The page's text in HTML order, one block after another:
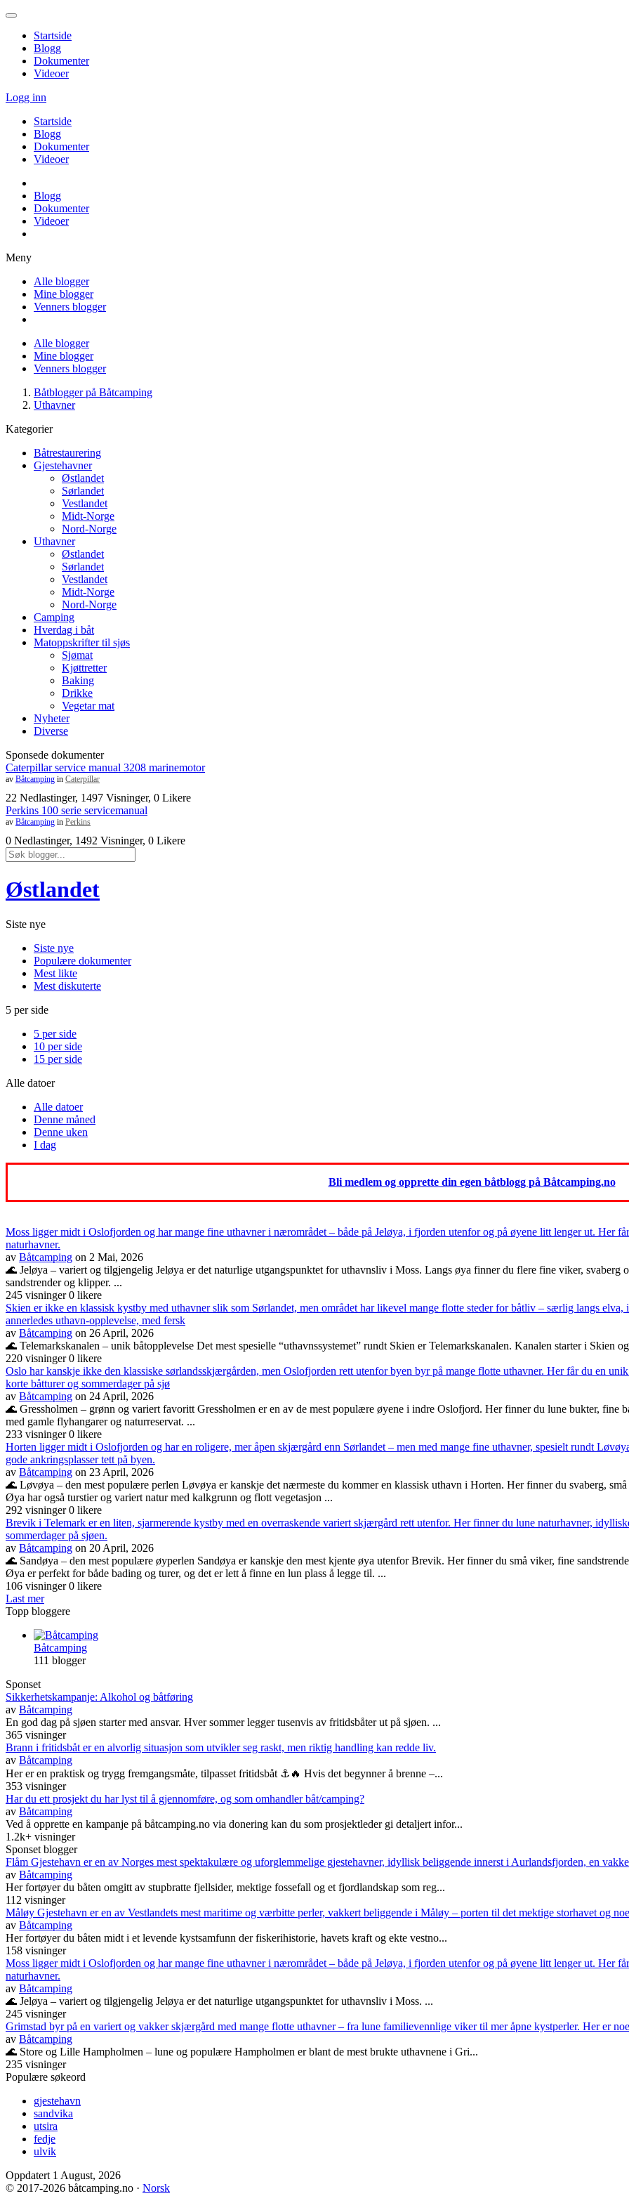
Startside
Blogg
Dokumenter
Videoer
Logg inn
Startside
Blogg
Dokumenter
Videoer
Blogg
Dokumenter
Videoer
Meny
Alle blogger
Mine blogger
Venners blogger
Alle blogger
Mine blogger
Venners blogger
Båtblogger på Båtcamping
Uthavner
Kategorier
Båtrestaurering
Gjestehavner
Østlandet
Sørlandet
Vestlandet
Midt-Norge
Nord-Norge
Uthavner
Østlandet
Sørlandet
Vestlandet
Midt-Norge
Nord-Norge
Camping
Hverdag i båt
Matoppskrifter til sjøs
Sjømat
Kjøttretter
Baking
Drikke
Vegetar mat
Nyheter
Diverse
Sponsede dokumenter
Caterpillar service manual 3208 marinemotor
av Båtcamping in Caterpillar
22 Nedlastinger, 1497 Visninger, 0 Likere
Perkins 100 serie servicemanual
av Båtcamping in Perkins
0 Nedlastinger, 1492 Visninger, 0 Likere
Østlandet
Siste nye
Siste nye
Populære dokumenter
Mest likte
Mest diskuterte
5 per side
5 per side
10 per side
15 per side
Alle datoer
Alle datoer
Denne måned
Denne uken
I dag
Bli medlem og opprette din egen båtblogg på Båtcamping.no
Moss ligger midt i Oslofjorden og har mange fine uthavner i nærområdet – både på Jeløya, i fjorden utenfor og på øyene litt lenger ut. Her
naturhavner.
av Båtcamping on 2 Mai, 2026
🌊 Jeløya – variert og tilgjengelig Jeløya er det naturlige utgangspunktet for uthavnsliv i Moss. Langs øya finner du flere fine viker, svaberg
sandstrender og klipper. ...
245 visninger0 likere
Skien er ikke en klassisk kystby med uthavner slik som Sørlandet, men området har likevel mange flotte steder for båtliv – særlig langs
annerledes uthavn-opplevelse, med fersk
av Båtcamping on 26 April, 2026
🌊 Telemarkskanalen – unik båtopplevelse Det mest spesielle “uthavnssystemet” rundt Skien er Telemarkskanalen. Kanalen starter i Skien
220 visninger0 likere
Oslo har kanskje ikke den klassiske sørlandsskjærgården, men Oslofjorden rett utenfor byen byr på mange flotte uthavner. Her får du en
korte båtturer og sommerdager på sjø
av Båtcamping on 24 April, 2026
🌊 Gressholmen – grønn og variert favoritt Gressholmen er en av de mest populære øyene i indre Oslofjord. Her finner du lune bukter, fine
med gamle flyhangarer og naturreservat. ...
233 visninger0 likere
Horten ligger midt i Oslofjorden og har en roligere, mer åpen skjærgård enn Sørlandet – men med mange fine uthavner, spesielt rundt
gode ankringsplasser tett på byen.
av Båtcamping on 23 April, 2026
🌊 Løvøya – den mest populære perlen Løvøya er kanskje det nærmeste du kommer en klassisk uthavn i Horten. Her finner du svaberg,
Øya har også turstier og variert natur med kalkgrunn og flott vegetasjon ...
292 visninger0 likere
Brevik i Telemark er en liten, sjarmerende kystby med en overraskende variert skjærgård rett utenfor. Her finner du lune naturhavner,
sommerdager på sjøen.
av Båtcamping on 20 April, 2026
🌊 Sandøya – den mest populære øyperlen Sandøya er kanskje den mest kjente øya utenfor Brevik. Her finner du små viker, fine
Øya er perfekt for både bading og turer, og det er lett å finne en lun plass å legge til. ...
106 visninger0 likere
Last mer
Topp bloggere
Båtcamping
111 blogger
Sponset
Sikkerhetskampanje: Alkohol og båtføring
av Båtcamping
En god dag på sjøen starter med ansvar. Hver sommer legger tusenvis av fritidsbåter ut på sjøen. ...
365 visninger
Brann i fritidsbåt er en alvorlig situasjon som utvikler seg raskt, men riktig handling kan redde liv.
av Båtcamping
Her er en praktisk og trygg fremgangsmåte, tilpasset fritidsbåt ⚓🔥 Hvis det begynner å brenne –...
353 visninger
Har du ett prosjekt du har lyst til å gjennomføre, og som omhandler båt/camping?
av Båtcamping
Ved å opprette en kampanje på båtcamping.no via donering kan du som prosjektleder gi detaljert infor...
1.2k+ visninger
Sponset blogger
Flåm Gjestehavn er en av Norges mest spektakulære og uforglemmelige gjestehavner, idyllisk beliggende innerst i Aurlandsfjorden, en
av Båtcamping
Her fortøyer du båten omgitt av stupbratte fjellsider, mektige fossefall og et fjordlandskap som reg...
112 visninger
Måløy Gjestehavn er en av Vestlandets mest maritime og værbitte perler, vakkert beliggende i Måløy – porten til det mektige storhavet og
av Båtcamping
Her fortøyer du båten midt i et levende kystsamfunn der fiskerihistorie, havets kraft og ekte vestno...
158 visninger
Moss ligger midt i Oslofjorden og har mange fine uthavner i nærområdet – både på Jeløya, i fjorden utenfor og på øyene litt lenger ut. Her
naturhavner.
av Båtcamping
🌊 Jeløya – variert og tilgjengelig Jeløya er det naturlige utgangspunktet for uthavnsliv i Moss. ...
245 visninger
Grimstad byr på en variert og vakker skjærgård med mange flotte uthavner – fra lune familievennlige viker til mer åpne kystperler. Her er
av Båtcamping
🌊 Store og Lille Hampholmen – lune og populære Hampholmen er blant de mest brukte uthavnene i Gri...
235 visninger
Populære søkeord
gjestehavn
sandvika
utsira
fedje
ulvik
Oppdatert 1 August, 2026
© 2017-2026 båtcamping.no · Norsk